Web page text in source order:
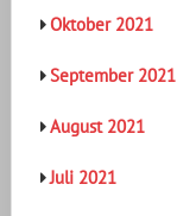
Oktober 2021
September 2021
August 2021
Juli 2021